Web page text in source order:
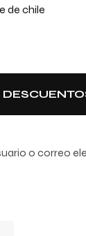
de chile
o correo